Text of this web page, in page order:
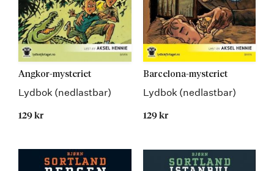
Angkor-mysteriet
Lydbok (nedlastbar)
129 kr
Barcelona-mysteriet
Lydbok (nedlastbar)
129 kr